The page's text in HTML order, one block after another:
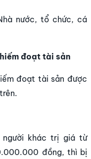
nước, tổ chức, cá
đoạt tài sản
đoạt tài sản được
người khác trị giá từ
đồng, thì bị